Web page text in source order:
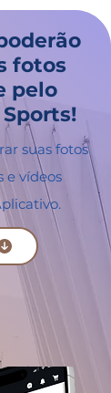
fotos
pelo
suas fotos
e vídeos